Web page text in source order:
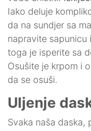
Iako deluje
da na sundjer sa
napravite sapunicu
toga je isperite sa
Osušite je krpom i
da se osuši.
Uljenje
Svaka naša daska,